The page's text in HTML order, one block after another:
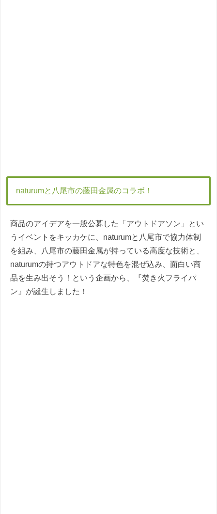
naturumと八尾市の藤田金属のコラボ！
商品のアイデアを一般公募した「アウトドアソン」とい
うイベントをキッカケに、naturumと八尾市で協力体制
を組み、八尾市の藤田金属が持っている高度な技術と、
naturumの持つアウトドアな特色を混ぜ込み、面白い商
品を生み出そう！という企画から、『焚き火フライパ
ン』が誕生しました！